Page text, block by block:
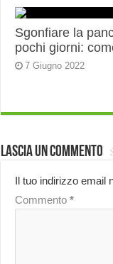
Sgonfiare la
pochi giorni:
7 Giugno 2022
Lascia un commento
Il tuo indirizzo email
Commento *